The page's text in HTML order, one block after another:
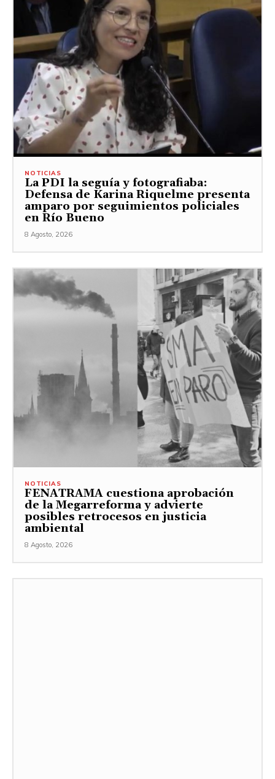
NOTICIAS
La PDI la seguía y fotografiaba:
Defensa de Karina Riquelme presenta
amparo por seguimientos policiales
en Río Bueno
8 Agosto, 2026
NOTICIAS
FENATRAMA cuestiona aprobación
de la Megarreforma y advierte
posibles retrocesos en justicia
ambiental
8 Agosto, 2026